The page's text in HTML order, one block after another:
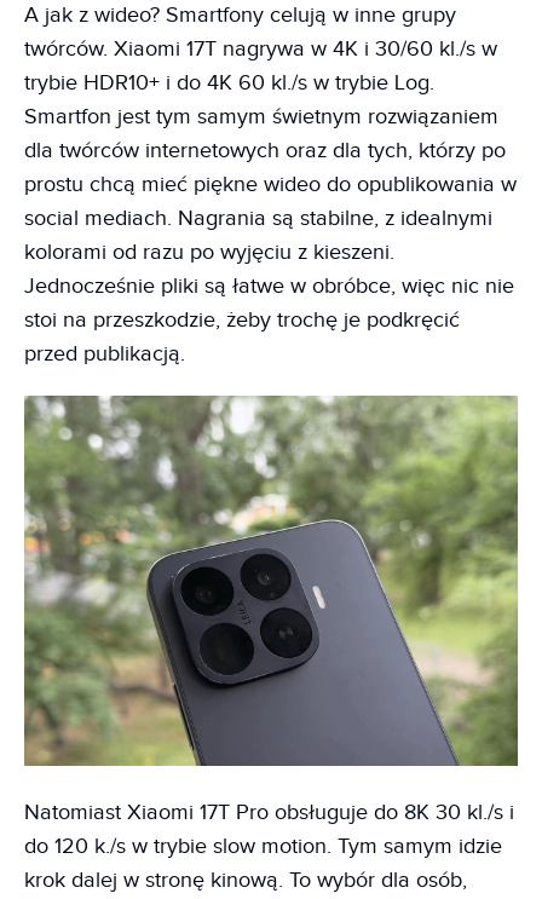
A jak z wideo? Smartfony celują w inne grupy
twórców. Xiaomi 17T nagrywa w 4K i 30/60 kl./s w
trybie HDR10+ i do 4K 60 kl./s w trybie Log.
Smartfon jest tym samym świetnym rozwiązaniem
dla twórców internetowych oraz dla tych, którzy po
prostu chcą mieć piękne wideo do opublikowania w
social mediach. Nagrania są stabilne, z idealnymi
kolorami od razu po wyjęciu z kieszeni.
Jednocześnie pliki są łatwe w obróbce, więc nic nie
stoi na przeszkodzie, żeby trochę je podkręcić
przed publikacją.
Natomiast Xiaomi 17T Pro obsługuje do 8K 30 kl./s i
do 120 k./s w trybie slow motion. Tym samym idzie
krok dalej w stronę kinową. To wybór dla osób,